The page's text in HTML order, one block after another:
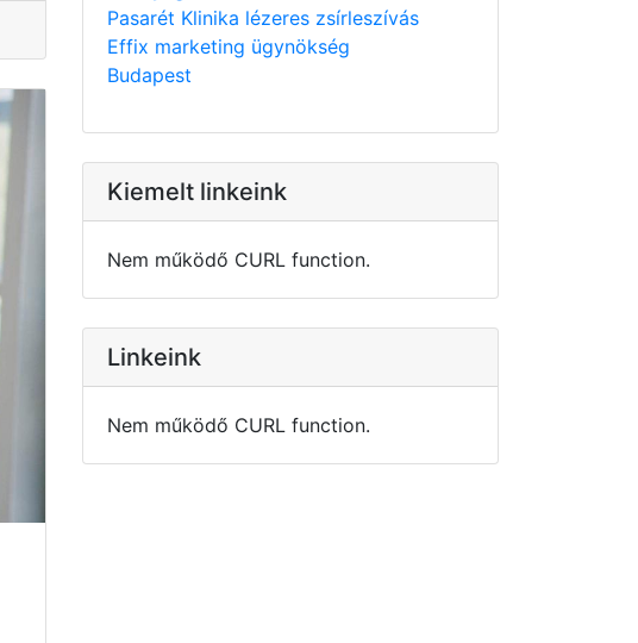
Pasarét Klinika lézeres zsírleszívás
Effix marketing ügynökség
Budapest
Kiemelt linkeink
Nem működő CURL function.
Linkeink
Nem működő CURL function.